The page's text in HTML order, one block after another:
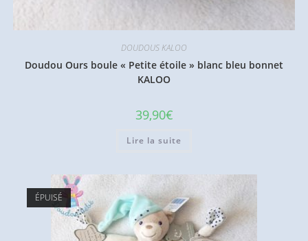
DOUDOUS KALOO
Doudou Ours boule « Petite étoile » blanc bleu bonnet
KALOO
39,90€
Lire la suite
ÉPUISÉ